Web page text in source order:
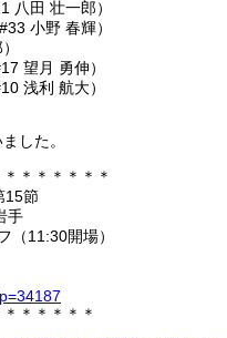
八田 壮一郎）
小野 春輝）
望月 勇伸）
浅利 航大）
した。
＊＊＊＊＊＊
15節
手
（11:30開場）
＊＊＊＊＊